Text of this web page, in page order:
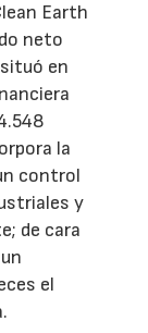
Earth
neto
en
la
control
y
de cara
el